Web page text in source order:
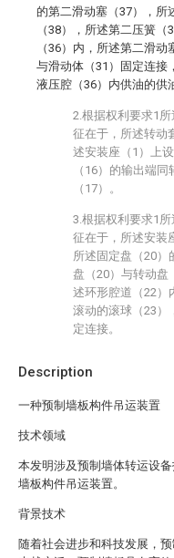
Description
一种预制墙板构件吊运装置
技术领域
本发明涉及预制墙体转运设
墙板构件吊运装置。
背景技术
随着社会进步和科技发展，
的第二滑动塞（37），所
（38），所述第二压簧
（36）内，所述第二滑
与滑动体（31）固定连接
液压腔（36）内供油的供
2.根据权利要求1
征在于，所述转动
述安装座（1）上
（16）的输出端
（17）。
3.根据权利要求1
征在于，所述安装
所述固定盘（20）
盘（20）与转动盘
述环形腔道（22）
滚动的滚球（23）
定连接。